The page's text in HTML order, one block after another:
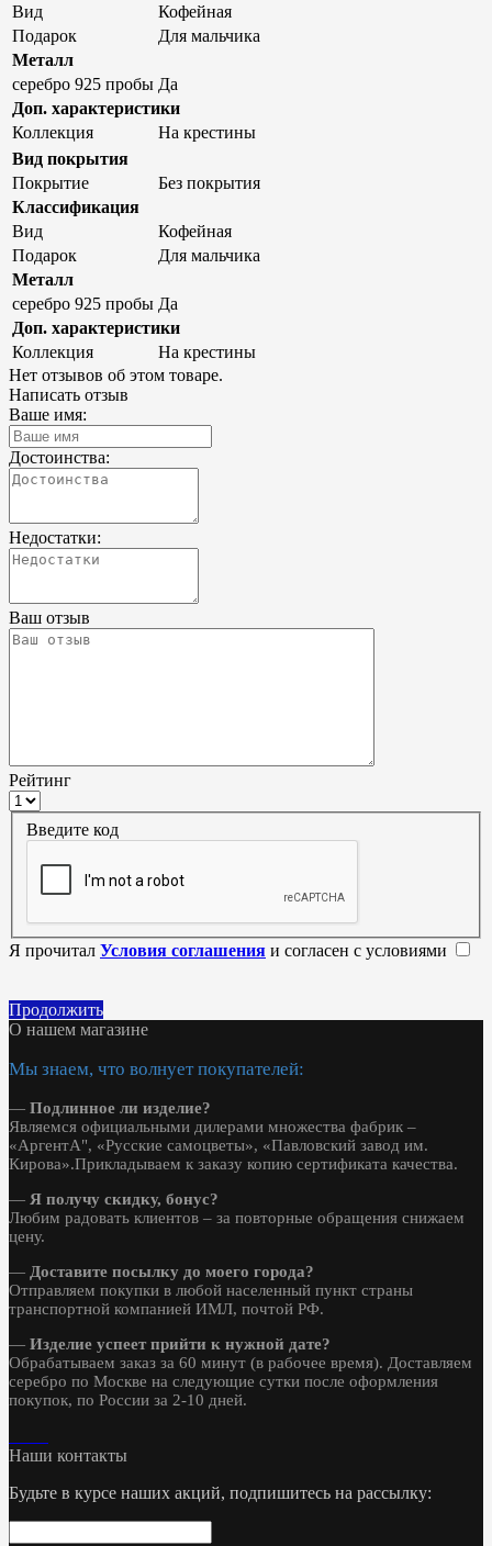
Вид
Кофейная
Подарок
Для мальчика
Металл
серебро 925 пробы Да
Доп. характеристики
Коллекция
На крестины
Вид покрытия
Покрытие
Без покрытия
Классификация
Вид
Кофейная
Подарок
Для мальчика
Металл
серебро 925 пробы Да
Доп. характеристики
Коллекция
На крестины
Нет отзывов об этом товаре.
Написать отзыв
Ваше имя:
Достоинства:
Недостатки:
Ваш отзыв
Рейтинг
Введите код
Я прочитал Условия соглашения и согласен с условиями
Продолжить
О нашем магазине
Мы знаем, что волнует покупателей:
— Подлинное ли изделие?
Являемся официальными дилерами множества фабрик –
«АргентА", «Русские самоцветы», «Павловский завод им.
Кирова».Прикладываем к заказу копию сертификата качества.
— Я получу скидку, бонус?
Любим радовать клиентов – за повторные обращения снижаем
цену.
— Доставите посылку до моего города?
Отправляем покупки в любой населенный пункт страны
транспортной компанией ИМЛ, почтой РФ.
— Изделие успеет прийти к нужной дате?
Обрабатываем заказ за 60 минут (в рабочее время). Доставляем
серебро по Москве на следующие сутки после оформления
покупок, по России за 2-10 дней.
Наши контакты
Будьте в курсе наших акций, подпишитесь на рассылку: